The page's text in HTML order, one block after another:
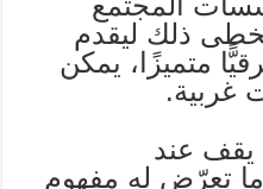
ذلك ليقدم
متميزًا، يمكن
غربية.
يقف عند
تعرّض له مفهوم